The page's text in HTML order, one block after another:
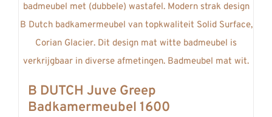
B DUTCH Juve Greep
Badkamermeubel 1600